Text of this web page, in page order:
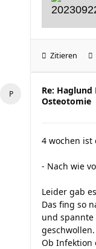
Zitieren
Re: Haglund
Osteotomie
4 wochen ist
- Nach wie
Leider gab
Das fing so
und
geschwollen.
Ob Infektion